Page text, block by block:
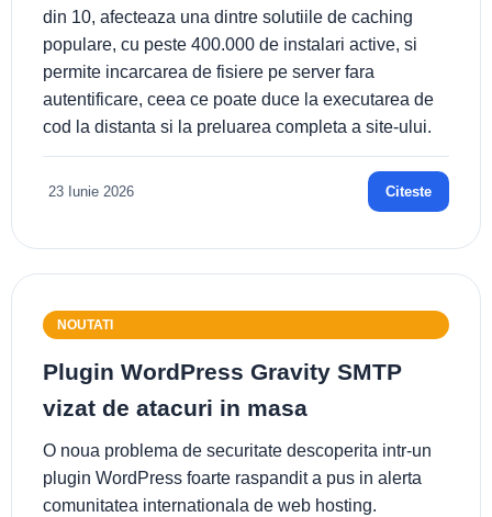
din 10, afecteaza una dintre solutiile de caching
populare, cu peste 400.000 de instalari active, si
permite incarcarea de fisiere pe server fara
autentificare, ceea ce poate duce la executarea de
cod la distanta si la preluarea completa a site-ului.
23 Iunie 2026 Citeste
NOUTATI
Plugin WordPress Gravity SMTP
vizat de atacuri in masa
O noua problema de securitate descoperita intr-un
plugin WordPress foarte raspandit a pus in alerta
comunitatea internationala de web hosting.